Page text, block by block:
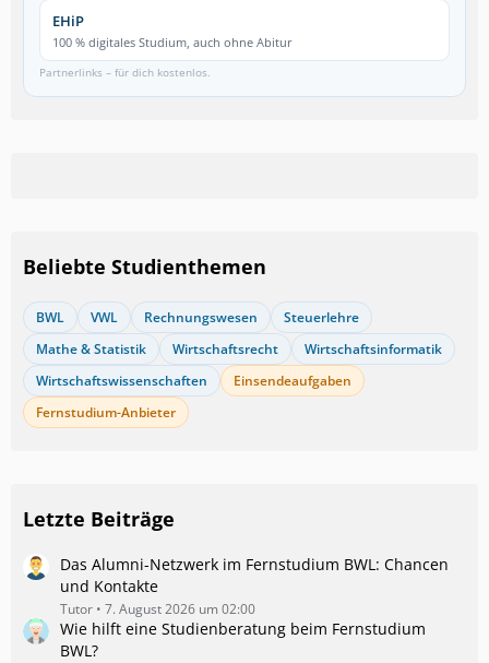
EHiP
100 % digitales Studium, auch ohne Abitur
Partnerlinks – für dich kostenlos.
Beliebte Studienthemen
BWL VWL Rechnungswesen
Steuerlehre
Mathe & Statistik
Wirtschaftsrecht
Wirtschaftsinformatik
Wirtschaftswissenschaften
Einsendeaufgaben
Fernstudium-Anbieter
Letzte Beiträge
Das Alumni-Netzwerk im Fernstudium BWL: Chancen
und Kontakte
Tutor 7. August 2026 um 02:00
Wie hilft eine Studienberatung beim Fernstudium
BWL?